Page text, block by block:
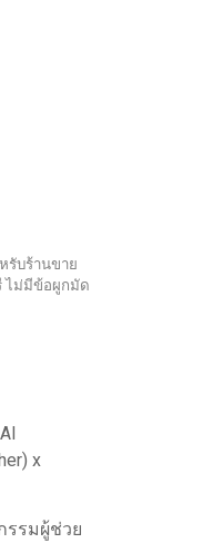
รับร้านขาย
ไม่มีข้อผูกมัด
x
รรมผู้ช่วย